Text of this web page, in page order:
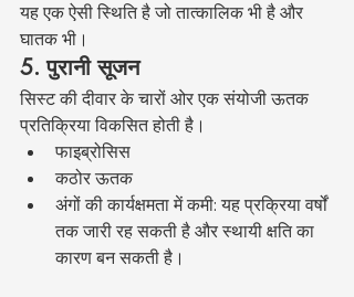
यह एक ऐसी स्थिति है जो तात्कालिक भी है और
घातक भी।
5. पुरानी सूजन
सिस्ट की दीवार के चारों ओर एक संयोजी ऊतक
प्रतिक्रिया विकसित होती है।
फाइब्रोसिस
कठोर ऊतक
अंगों की कार्यक्षमता में कमी: यह प्रक्रिया वर्षों
तक जारी रह सकती है और स्थायी क्षति का
कारण बन सकती है।